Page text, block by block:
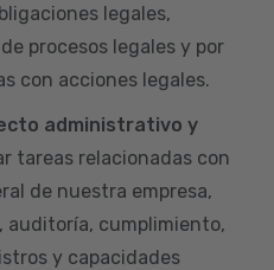
legales,
procesos legales y por
con acciones legales.
administrativo y
tareas relacionadas con
de nuestra empresa,
auditoría, cumplimiento,
y capacidades